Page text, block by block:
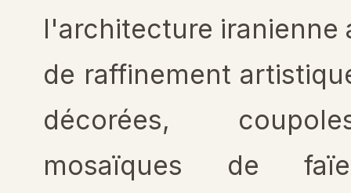
l'architecture iranienne
de raffinement
décorées,
mosaïques de